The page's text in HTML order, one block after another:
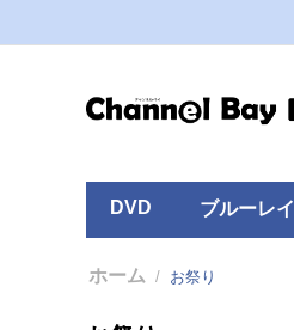
DVD ブルーレイ
ホーム / お祭り